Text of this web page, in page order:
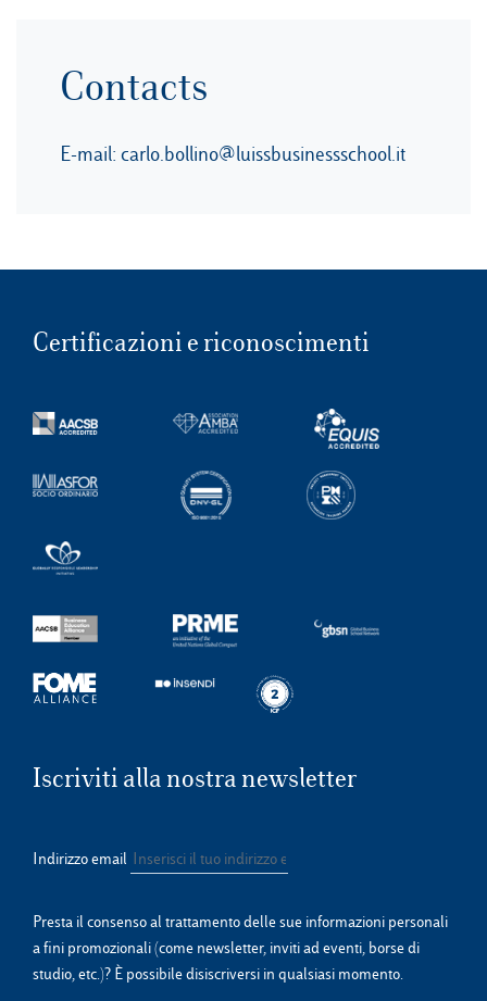
Contacts
E-mail: carlo.bollino@luissbusinessschool.it
Certificazioni e riconoscimenti
Iscriviti alla nostra newsletter
Indirizzo email
Presta il consenso al trattamento delle sue informazioni personali
a fini promozionali (come newsletter, inviti ad eventi, borse di
studio, etc.)? È possibile disiscriversi in qualsiasi momento.